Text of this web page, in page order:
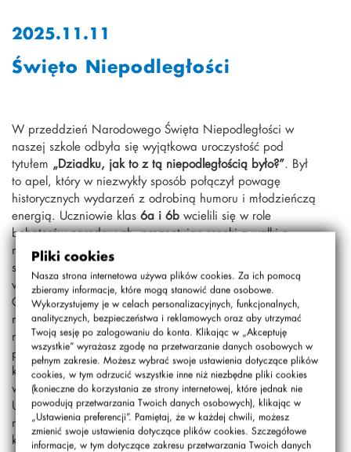
Pliki cookies
Nasza strona internetowa używa plików cookies. Za ich pomocą
zbieramy informacje, które mogą stanowić dane osobowe.
Wykorzystujemy je w celach personalizacyjnych, funkcjonalnych,
analitycznych, bezpieczeństwa i reklamowych oraz aby utrzymać
Twoją sesję po zalogowaniu do konta. Klikając w „Akceptuję
wszystkie” wyrażasz zgodę na przetwarzanie danych osobowych w
pełnym zakresie. Możesz wybrać swoje ustawienia dotyczące plików
cookies, w tym odrzucić wszystkie inne niż niezbędne pliki cookies
(konieczne do korzystania ze strony internetowej, które jednak nie
powodują przetwarzania Twoich danych osobowych), klikając w
„Ustawienia preferencji”. Pamiętaj, że w każdej chwili, możesz
zmienić swoje ustawienia dotyczące plików cookies. Szczegółowe
informacje, w tym dotyczące zakresu przetwarzania Twoich danych
2025.11.11
Święto Niepodległości
W przeddzień Narodowego Święta Niepodległości w
naszej szkole odbyła się wyjątkowa uroczystość pod
tytułem „Dziadku, jak to z tą niepodległością było?”. Był
to apel, który w niezwykły sposób połączył powagę
historycznych wydarzeń z odrobiną humoru i młodzieńczą
energią. Uczniowie klas 6a i 6b wcielili się w role
bohaterów narodowych, prezentując scenki z walki o
niepodległość Polski. Ich występy, choć pełne refleksji, nie
stroniły od lekkich akcentów, które pozwoliły młodszym
widzom lepiej zrozumieć trudną historię naszego kraju.
Całość została wzbogacona o animacje
multimedialne oraz oprawę muzyczną na żywo, co
nadało wydarzeniu wyjątkowy charakter. Pieśni
patriotyczne z ogromnym zaangażowaniem wykonały
klasy3a i 3b, a także uczennice z klas5b, 4b i 6b,
wprowadzając wszystkich w podniosły nastrój.
Uroczystość była nie tylko lekcją historii, ale też dowodem
na to, że młode pokolenie potrafi z szacunkiem i
kreatywnością pielęgnować pamięć o przeszłości.